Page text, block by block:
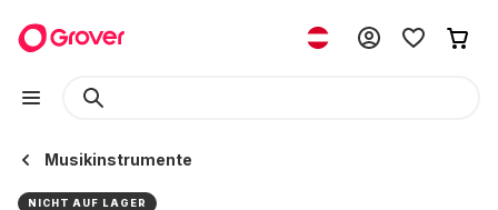
Musikinstrumente
NICHT AUF LAGER